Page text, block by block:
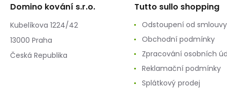
Domino kování s.r.o.
Kubelíkova 1224/42
13000 Praha
Česká Republika
Tutto sullo shopping
Odstoupení od smlouvy
Obchodní podmínky
Zpracování osobních
Reklamační podmínky
Splátkový prodej